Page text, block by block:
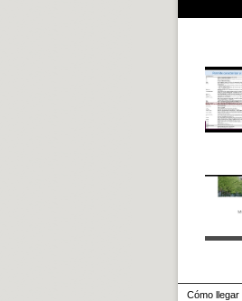
Cómo llegar